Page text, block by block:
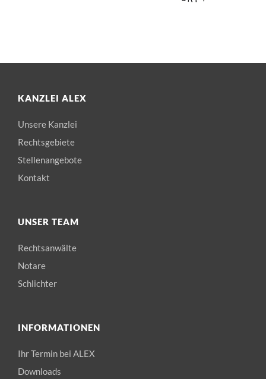
KANZLEI ALEX
Unsere Kanzlei
Rechtsgebiete
Stellenangebote
Kontakt
UNSER TEAM
Rechtsanwälte
Notare
Schlichter
INFORMATIONEN
Ihr Termin bei ALEX
Downloads